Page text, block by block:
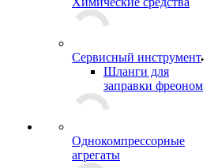
Сервисный инструмент
Шланги для
заправки фреоном
Однокомпрессорные
агрегаты